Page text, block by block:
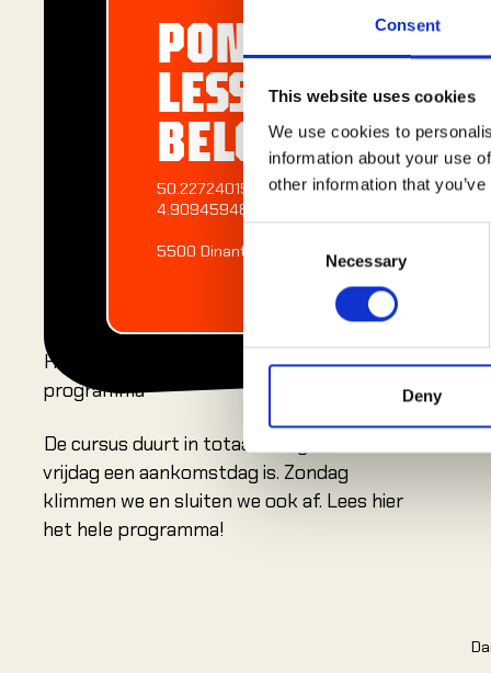
Consent
This website uses cookies
We use cookies to
information about your use
other information that
Selection
Necessary
Deny
PONT-À-
LESSE,
BELGIË
50.22724015288551,
4.909459484415517
5500 Dinant, België
Het
programma
De cursus duurt in totaal 3 dagen waarvan
vrijdag een aankomstdag is. Zondag
klimmen we en sluiten we ook af. Lees hier
het hele programma!